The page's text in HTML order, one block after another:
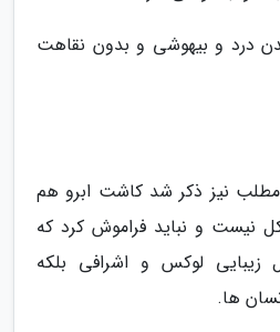
درد و بیهوشی و بدون نقاهت
نیز ذکر شد کاشت ابرو هم
نیست و نباید فراموش کرد که
لوکس و اشرافی بلکه
ها.